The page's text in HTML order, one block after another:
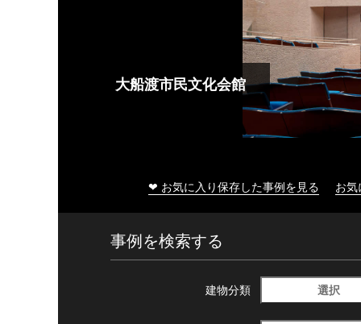
大船渡市民文化会館
❤ お気に入り保存した事例を見る お
事例を検索する
建物分類 選択